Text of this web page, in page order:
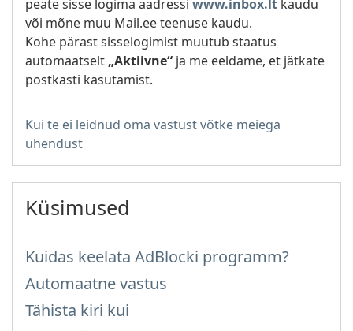
peate sisse logima aadressi www.inbox.lt kaudu
või mõne muu Mail.ee teenuse kaudu.
Kohe pärast sisselogimist muutub staatus
automaatselt „Aktiivne“ ja me eeldame, et jätkate
postkasti kasutamist.
Kui te ei leidnud oma vastust võtke meiega
ühendust
Küsimused
Kuidas keelata AdBlocki programm?
Automaatne vastus
Tähista kiri kui